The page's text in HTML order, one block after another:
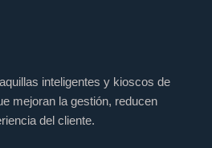
inteligentes y kioscos de
mejoran la gestión, reducen
del cliente.